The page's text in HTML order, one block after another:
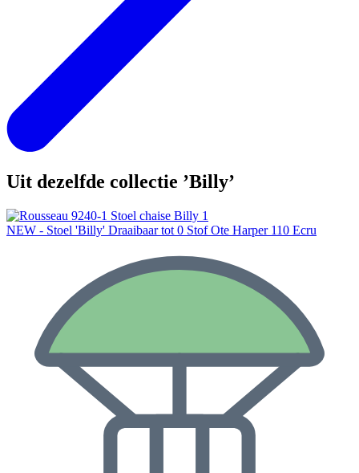
Uit dezelfde collectie ’Billy’
NEW - Stoel 'Billy' Draaibaar tot 0 Stof Ote Harper 110 Ecru